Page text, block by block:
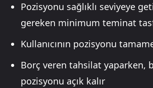
Pozisyonu sağlıklı seviyeye
gereken minimum teminat
Kullanıcının pozisyonu
Borç veren tahsilat yaparken,
pozisyonu açık kalır